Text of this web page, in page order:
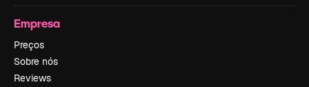
Empresa
Preços
Sobre nós
Reviews